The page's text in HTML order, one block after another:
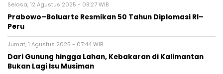
Selasa, 12 Agustus 2025 - 08:27 WIB
Prabowo–Boluarte Resmikan 50 Tahun Diplomasi RI–
Peru
Jumat, 1 Agustus 2025 - 07:44 WIB
Dari Gunung hingga Lahan, Kebakaran di Kalimantan
Bukan Lagi Isu Musiman